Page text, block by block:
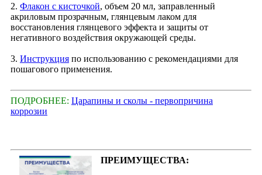
2. Флакон с кисточкой, объем 20 мл, заправленный
акриловым прозрачным, глянцевым лаком для
восстановления глянцевого эффекта и защиты от
негативного воздействия окружающей среды.
3. Инструкция по использованию с рекомендациями для
пошагового применения.
ПОДРОБНЕЕ: Царапины и сколы - первопричина
коррозии
ПРЕИМУЩЕСТВА: